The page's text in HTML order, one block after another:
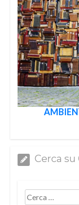
Cerca